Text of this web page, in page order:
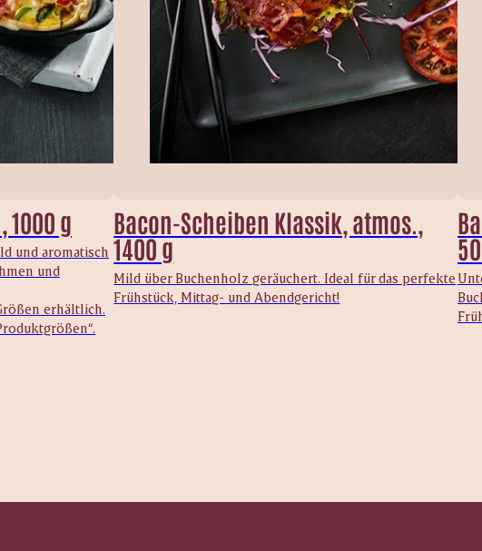
1000 g
und aromatisch
und
erhältlich.
Bacon-Scheiben Klassik, atmos.,
1400 g
Mild über Buchenholz geräuchert. Ideal für das perfekte
Frühstück, Mittag- und Abendgericht!